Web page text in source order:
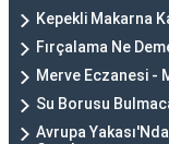
Kepekli Makarna
Fırçalama Ne
Merve Eczanesi -
Su Borusu
Avrupa